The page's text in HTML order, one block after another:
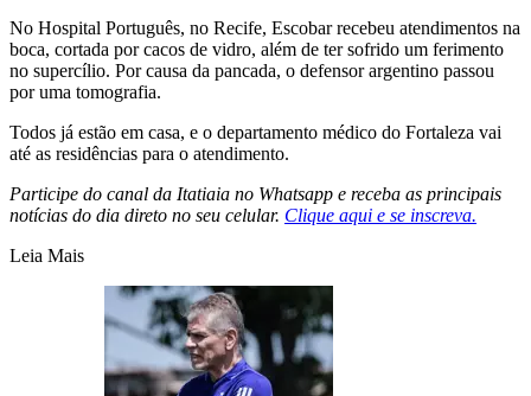
No Hospital Português, no Recife, Escobar recebeu atendimentos na
boca, cortada por cacos de vidro, além de ter sofrido um ferimento
no supercílio. Por causa da pancada, o defensor argentino passou
por uma tomografia.
Todos já estão em casa, e o departamento médico do Fortaleza vai
até as residências para o atendimento.
Participe do canal da Itatiaia no Whatsapp e receba as principais
notícias do dia direto no seu celular. Clique aqui e se inscreva.
Leia Mais